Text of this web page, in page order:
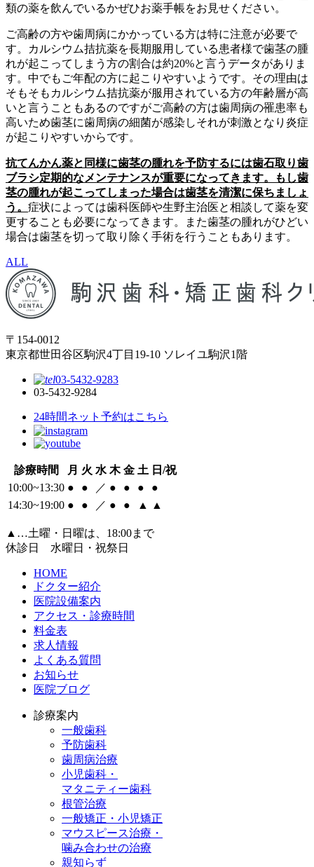
類の薬を飲んでいるかぜひお薬手帳をお見せください。
ご高齢の方や歯周病にかかっている方は特に注意が必要で
す。カルシウム拮抗薬を長期服用している患者様で歯茎の腫
れが起こってしまう方の割合は約20%と言うデータがありま
す。中でもご年配の方に起こりやすいようです。その理由は
そもそもカルシウム拮抗薬が服用されている方の年齢層が高
いと言うこともあるのですがご高齢の方は歯周病の罹患率も
高いため歯茎に歯周病の細菌が感染しそれが刺激となり炎症
が起こりやすいからです。
抗てんかん薬と同様に歯茎の腫れを予防するには歯石取り歯
ブラシ定期的なメンテナンスが重要になってきます。もし歯
茎の腫れが起こってしまった場合は歯茎を清潔に保ちましょ
う。 症状によっては歯科医師や生野主治医と相談して薬を変
更することも必要になってきます。また歯茎の腫れがひどい
場合は歯茎を切って取り除く手術を行うこともあります。
ALL
〒154-0012
東京都世田谷区駒沢4丁目19-10 ソレイユ駒沢1階
03-5432-9283
03-5432-9284
24時間ネット予約はこちら
診療時間 月 火 水 木 金 土 日/祝
10:00~13:30 ● ● ／ ● ● ●
●
14:30~19:00 ● ● ／ ● ● ▲ ▲
▲ …土曜・日曜は、18:00まで
休診日 水曜日・祝祭日
HOME
ドクター紹介
医院設備案内
アクセス・診療時間
料金表
求人情報
よくある質問
お知らせ
医院ブログ
診療案内
一般歯科
予防歯科
歯周病治療
小児歯科・
マタニティー歯科
根管治療
一般矯正・小児矯正
マウスピース治療・
噛み合わせの治療
親知らず